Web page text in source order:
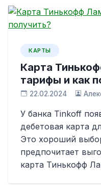
КАРТЫ
Карта
тарифы и как
22.02.2024
У банка Tinkoff
дебетовая карта
Это хороший
предпочитает
карта Тинькофф